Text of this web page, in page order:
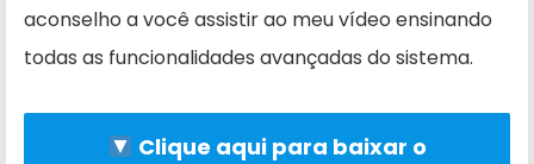
aconselho a você assistir ao meu vídeo ensinando
todas as funcionalidades avançadas do sistema.
Clique aqui para baixar o